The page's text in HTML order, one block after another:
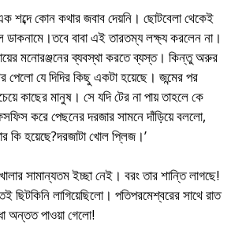
কোন কথার জবাব দেয়নি। ছোটবেলা থেকেই
ডাকনামে।তবে বাবা এই তারতম্য লক্ষ্য করলেন না।
মনোরঞ্জনের ব্যবস্থা করতে ব্যস্ত। কিন্তু অরুর
পেলো যে দিদির কিছু একটা হয়েছে। জন্মের পর
কাছের মানুষ। সে যদি টের না পায় তাহলে কে
করে পেছনের দরজার সামনে দাঁড়িয়ে বললো,
কি হয়েছে?দরজাটা খোল প্লিজ।’
সামান্যতম ইচ্ছা নেই। বরং তার শান্তি লাগছে!
ছিটকিনি লাগিয়েছিলো। পতিপরমেশ্বরের সাথে রাত
অন্তত পাওয়া গেলো!